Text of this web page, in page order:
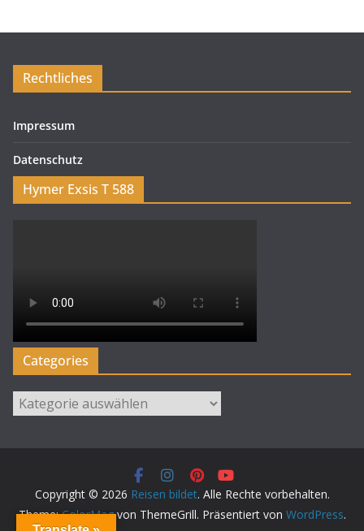
Rechtliches
Impressum
Datenschutz
Hymer Exsis T 588
Categories
Categories
Copyright © 2026 Reisen bildet. Alle Rechte vorbehalten.
Theme:ColorMagvon ThemeGrill. Präsentiert von WordPress.